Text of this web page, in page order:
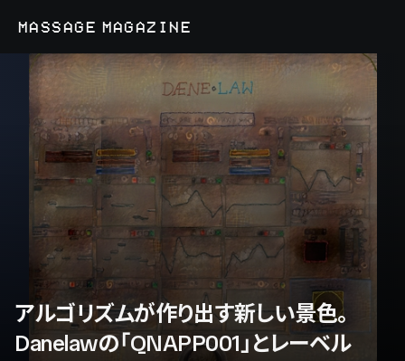
MASSAGE MAGAZINE
アルゴリズムが作り出す新しい景色。
Danelawの「QNAPP001」とレーベル